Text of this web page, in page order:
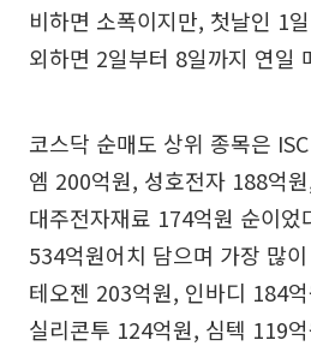
비하면 소폭이지만, 첫날인 1
외하면 2일부터 8일까지 연일
코스닥 순매도 상위 종목은
엠 200억원, 성호전자 188억
대주전자재료 174억원 순이었
534억원어치 담으며 가장 많
테오젠 203억원, 인바디 184
실리콘투 124억원, 심텍 119